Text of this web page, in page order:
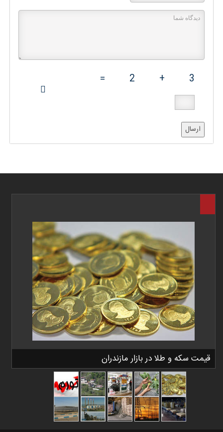
3
+
2
=
ارسال
قیمت سکه و طلا در بازار مازندران